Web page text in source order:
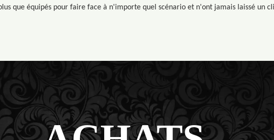
que équipés pour faire face à n'importe quel scénario et n'ont jamais laissé un